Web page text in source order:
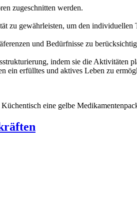
zugeschnitten werden.
zu gewährleisten, um den individuellen
und Bedürfnisse zu
indem sie die Aktivitäten
erfülltes und aktives Leben zu